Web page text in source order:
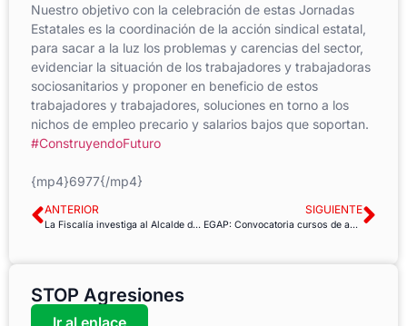
Nuestro objetivo con la celebración de estas Jornadas
Estatales es la coordinación de la acción sindical estatal,
para sacar a la luz los problemas y carencias del sector,
evidenciar la situación de los trabajadores y trabajadoras
sociosanitarios y proponer en beneficio de estos
trabajadores y trabajadores, soluciones en torno a los
nichos de empleo precario y salarios bajos que soportan.
#ConstruyendoFuturo
{mp4}6977{/mp4}
ANTERIOR
La Fiscalía investiga al Alcalde de Sada por incumplimiento reiterado en la evaluación de riesgos psicosociales
SIGUIENTE
EGAP: Convocatoria cursos de autoformación
STOP Agresiones
Ir al enlace